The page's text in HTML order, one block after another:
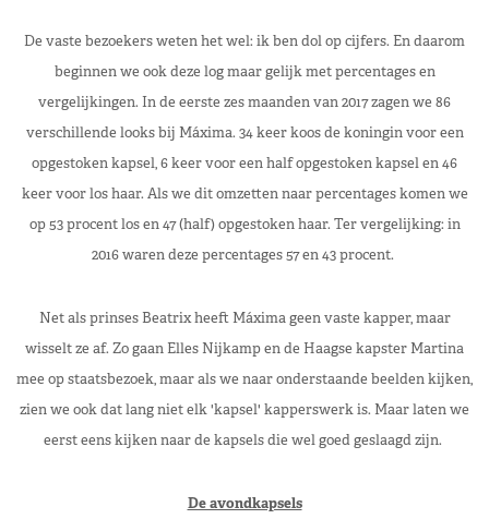
De vaste bezoekers weten het wel: ik ben dol op cijfers. En daarom
beginnen we ook deze log maar gelijk met percentages en
vergelijkingen. In de eerste zes maanden van 2017 zagen we 86
verschillende looks bij Máxima. 34 keer koos de koningin voor een
opgestoken kapsel, 6 keer voor een half opgestoken kapsel en 46
keer voor los haar. Als we dit omzetten naar percentages komen we
op 53 procent los en 47 (half) opgestoken haar. Ter vergelijking: in
2016 waren deze percentages 57 en 43 procent.
Net als prinses Beatrix heeft Máxima geen vaste kapper, maar
wisselt ze af. Zo gaan Elles Nijkamp en de Haagse kapster Martina
mee op staatsbezoek, maar als we naar onderstaande beelden kijken,
zien we ook dat lang niet elk 'kapsel' kapperswerk is. Maar laten we
eerst eens kijken naar de kapsels die wel goed geslaagd zijn.
De avondkapsels